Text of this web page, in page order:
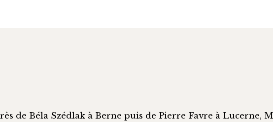
de Béla Szédlak à Berne puis de Pierre Favre à Lucerne,